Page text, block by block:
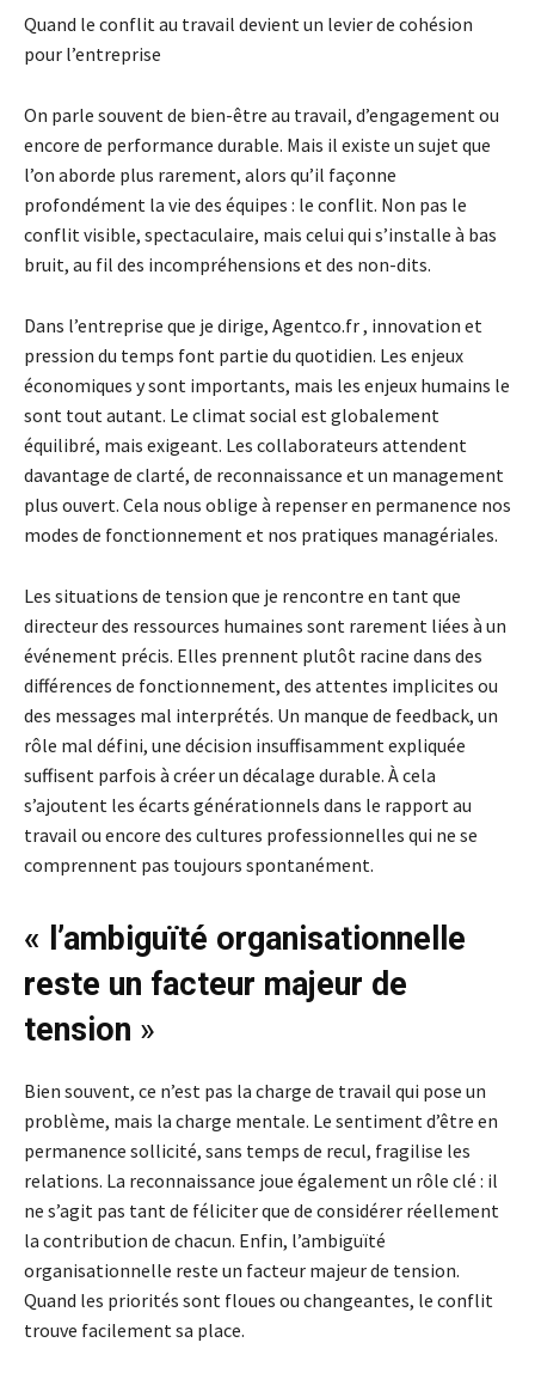
Quand le conflit au travail devient un levier de cohésion
pour l’entreprise
On parle souvent de bien-être au travail, d’engagement ou
encore de performance durable. Mais il existe un sujet que
l’on aborde plus rarement, alors qu’il façonne
profondément la vie des équipes : le conflit. Non pas le
conflit visible, spectaculaire, mais celui qui s’installe à bas
bruit, au fil des incompréhensions et des non-dits.
Dans l’entreprise que je dirige, Agentco.fr , innovation et
pression du temps font partie du quotidien. Les enjeux
économiques y sont importants, mais les enjeux humains le
sont tout autant. Le climat social est globalement
équilibré, mais exigeant. Les collaborateurs attendent
davantage de clarté, de reconnaissance et un management
plus ouvert. Cela nous oblige à repenser en permanence nos
modes de fonctionnement et nos pratiques managériales.
Les situations de tension que je rencontre en tant que
directeur des ressources humaines sont rarement liées à un
événement précis. Elles prennent plutôt racine dans des
différences de fonctionnement, des attentes implicites ou
des messages mal interprétés. Un manque de feedback, un
rôle mal défini, une décision insuffisamment expliquée
suffisent parfois à créer un décalage durable. À cela
s’ajoutent les écarts générationnels dans le rapport au
travail ou encore des cultures professionnelles qui ne se
comprennent pas toujours spontanément.
« l’ambiguïté organisationnelle
reste un facteur majeur de
tension »
Bien souvent, ce n’est pas la charge de travail qui pose un
problème, mais la charge mentale. Le sentiment d’être en
permanence sollicité, sans temps de recul, fragilise les
relations. La reconnaissance joue également un rôle clé : il
ne s’agit pas tant de féliciter que de considérer réellement
la contribution de chacun. Enfin, l’ambiguïté
organisationnelle reste un facteur majeur de tension.
Quand les priorités sont floues ou changeantes, le conflit
trouve facilement sa place.